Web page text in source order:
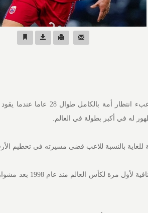
سيتحمل إرلينج هالاند عبء
له في أكبر بطولة في العالم.
للغاية بالنسبة للاعب قضى مسيرته في تحطيم